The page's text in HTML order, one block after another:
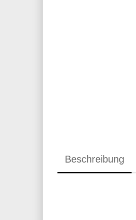
Beschreibung